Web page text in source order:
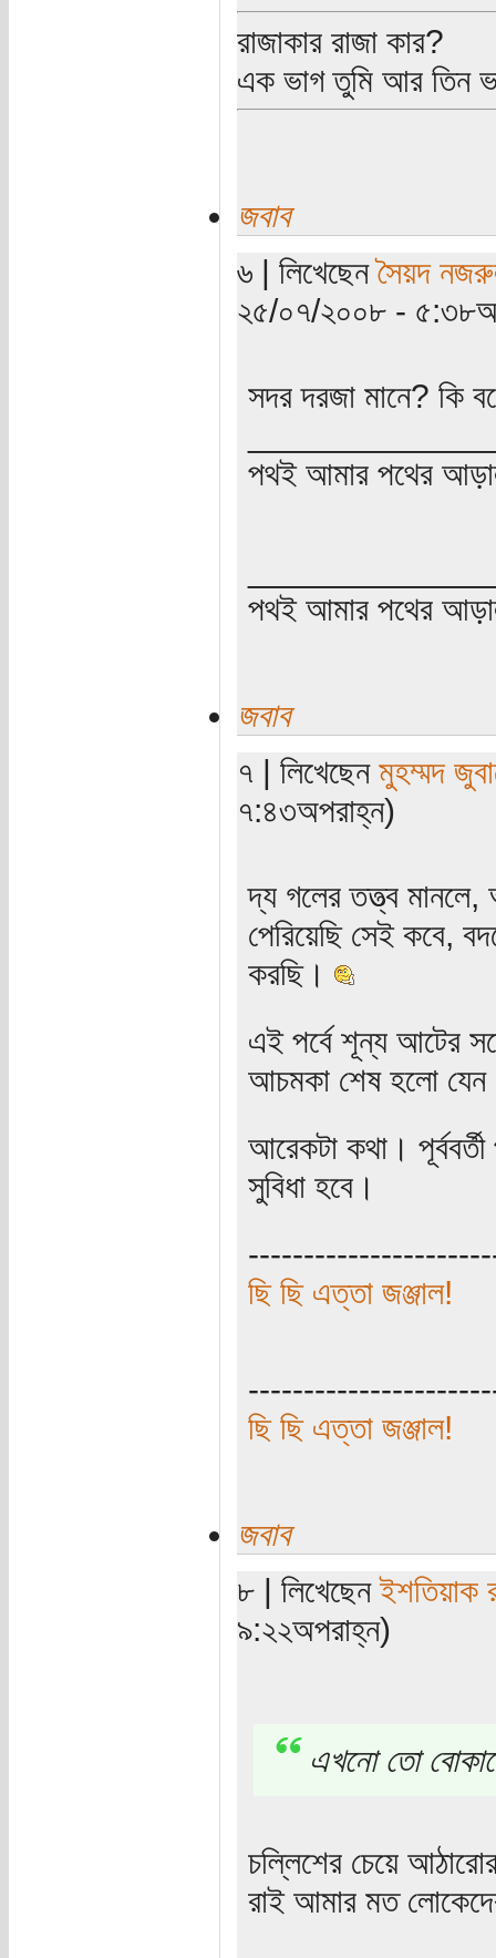
রাজাকার রাজা কার?
এক ভাগ তুমি আর তিন
জবাব
৬ | লিখেছেনসৈয়দ
২৫/০৭/২০০৮ -
সদর দরজা মানে? কি
পথই আমার পথের
পথই আমার পথের
জবাব
৭ | লিখেছেন মুহম্মদ
৭:৪৩অপরাহ্ন)
দ্য গলের তত্ত্ব
পেরিয়েছি সেই কবে,
করছি।
এই পর্বে শূন্য আটের
আচমকা শেষ হলো
আরেকটা কথা।
সুবিধা হবে।
ছি ছি এত্তা জঞ্জাল!
ছি ছি এত্তা জঞ্জাল!
জবাব
৮ | লিখেছেনইশতিয়াক
৯:২২অপরাহ্ন)
এখনো তো
চল্লিশের চেয়ে
রাই আমার মত